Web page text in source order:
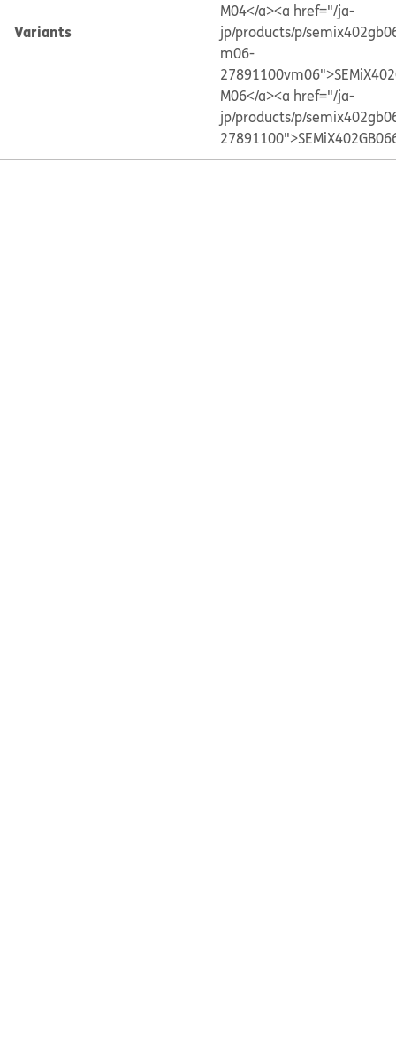
Variants
M04</a><a href="/ja-
jp/products/p/
m06-
M06</a><a href="/ja-
jp/products/p/